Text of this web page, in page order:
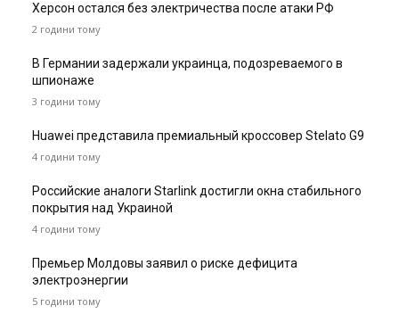
Херсон остался без электричества после атаки РФ
2 години тому
В Германии задержали украинца, подозреваемого в
шпионаже
3 години тому
Huawei представила премиальный кроссовер Stelato G9
4 години тому
Российские аналоги Starlink достигли окна стабильного
покрытия над Украиной
4 години тому
Премьер Молдовы заявил о риске дефицита
электроэнергии
5 години тому